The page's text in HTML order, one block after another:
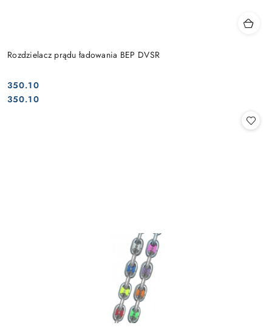
Rozdzielacz prądu ładowania BEP DVSR
Cena:
350.10
Cena:
350.10